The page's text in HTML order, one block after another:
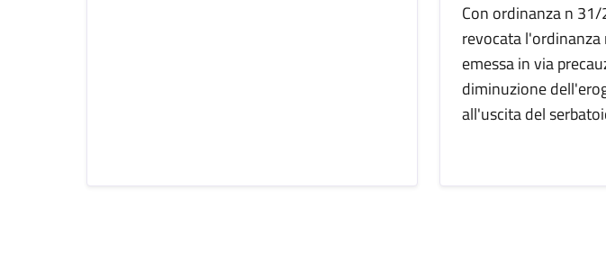
Con ordinanza n
revocata
emessa in via
diminuzione
all'uscita del